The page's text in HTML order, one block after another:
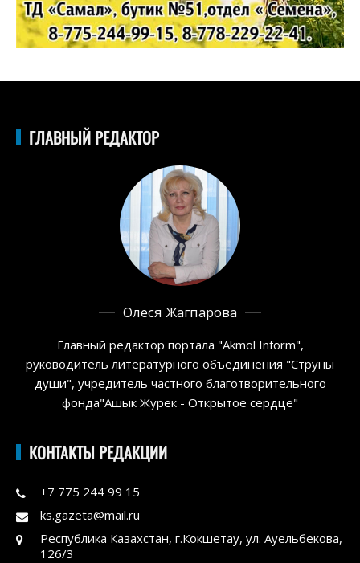
ГЛАВНЫЙ РЕДАКТОР
Олеся Жагпарова
Главный редактор портала "Akmol Inform",
руководитель литературного объединения "Струны
души", учредитель частного благотворительного
фонда"Ашык Журек - Открытое сердце"
КОНТАКТЫ РЕДАКЦИИ
+7 775 244 99 15
ks.gazeta@mail.ru
Республика Казахстан, г.Кокшетау, ул. Ауельбекова,
126/3